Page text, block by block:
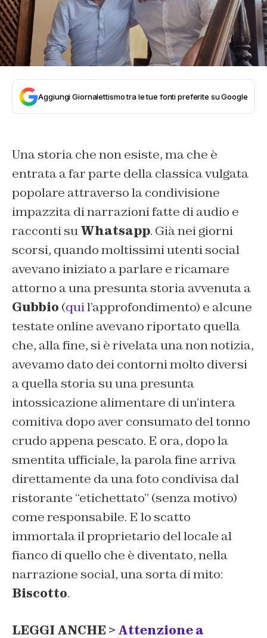
Aggiungi Giornalettismo tra le tue fonti preferite su Google
Una storia che non esiste, ma che è
entrata a far parte della classica vulgata
popolare attraverso la condivisione
impazzita di narrazioni fatte di audio e
racconti suWhatsapp. Già nei giorni
scorsi, quando moltissimi utenti social
avevano iniziato a parlare e ricamare
attorno a una presunta storia avvenuta a
Gubbio (quil’approfondimento) e alcune
testate online avevano riportato quella
che, alla fine, si è rivelata una non notizia,
avevamo dato dei contorni molto diversi
a quella storia su una presunta
intossicazione alimentare di un’intera
comitiva dopo aver consumato del tonno
crudo appena pescato. E ora, dopo la
smentita ufficiale, la parola fine arriva
direttamente da una foto condivisa dal
ristorante “etichettato” (senza motivo)
come responsabile. E lo scatto
immortala il proprietario del locale al
fianco di quello che è diventato, nella
narrazione social, una sorta di mito:
Biscotto.
LEGGI ANCHE > Attenzione a